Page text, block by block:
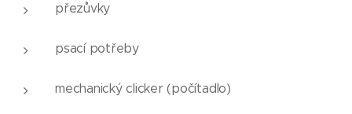
přezůvky
psací potřeby
mechanický clicker (počítadlo)